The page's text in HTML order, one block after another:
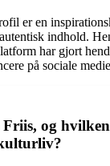
er en
indhold.
har gjort
på sociale
og